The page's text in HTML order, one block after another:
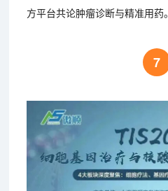
方平台共论肿瘤诊断与精准用药。
7